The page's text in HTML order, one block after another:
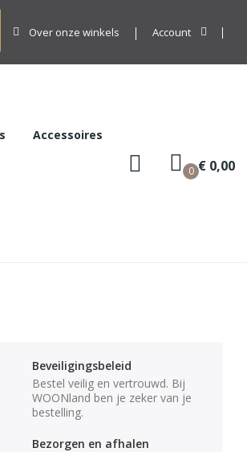
Over onze winkels Account
Accessoires
0 € 0,00
Beveiligingsbeleid
Bestel veilig en vertrouwd. Bij
WOONland ben je zeker van je
bestelling.
Bezorgen en afhalen